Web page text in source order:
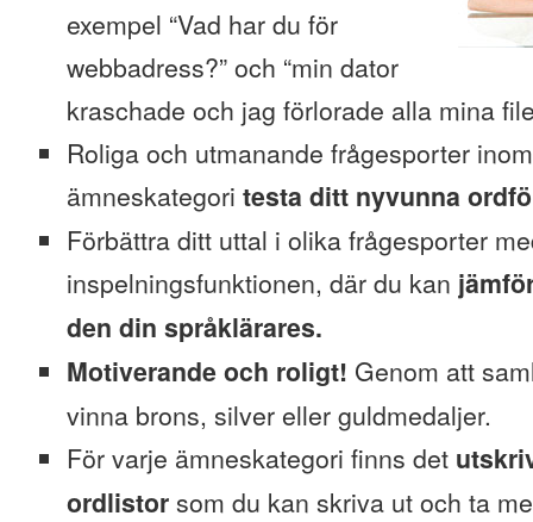
exempel “Vad har du för
webbadress?” och “min dator
kraschade och jag förlorade alla mina
Roliga och utmanande frågesporter
ämneskategori testa ditt nyvunna
Förbättra ditt uttal i olika frågesporter
inspelningsfunktionen, där du kan
den din språklärares.
Motiverande och roligt! Genom att
vinna brons, silver eller guldmedaljer.
För varje ämneskategori finns det
ordlistor som du kan skriva ut och ta